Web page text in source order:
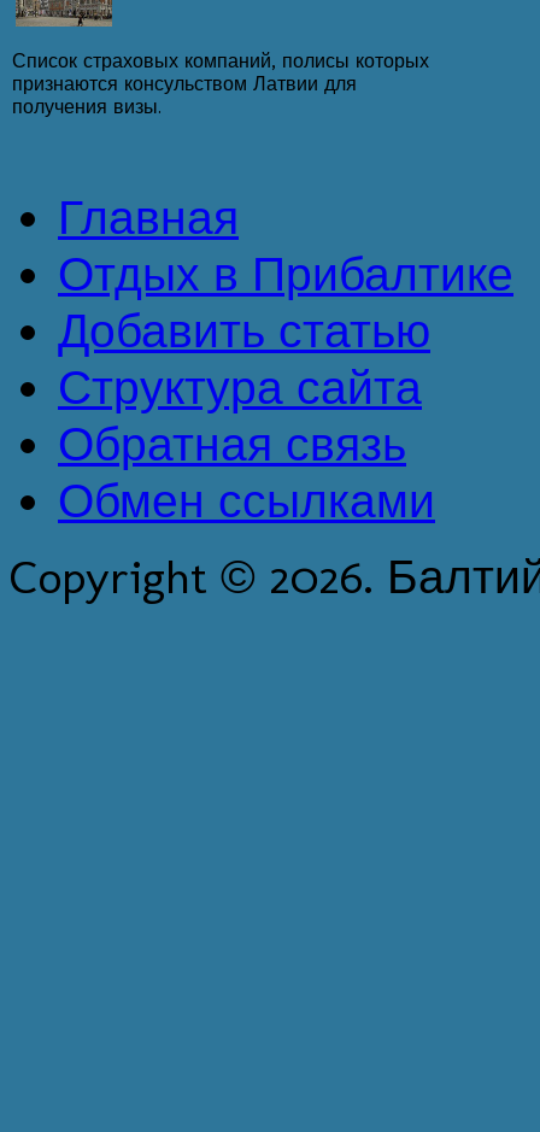
Список страховых компаний, полисы которых
признаются консульством Латвии для
получения визы.
Главная
Отдых в Прибалтике
Добавить статью
Структура сайта
Обратная связь
Обмен ссылками
Copyright © 2026.